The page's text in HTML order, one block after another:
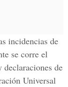
incidencias de
se corre el
de
Universal